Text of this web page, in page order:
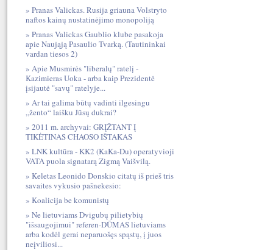
Pranas Valickas. Rusija griauna Volstryto
naftos kainų nustatinėjimo monopoliją
Pranas Valickas Gaublio klube pasakoja
apie Naująją Pasaulio Tvarką. (Tautininkai
vardan tiesos 2)
Apie Musmirės "liberalų" ratelį -
Kazimieras Uoka - arba kaip Prezidentė
įsijautė "savų" ratelyje...
Ar tai galima būtų vadinti ilgesingu
„žento“ laišku Jūsų dukrai?
2011 m. archyvai: GRĮŽTANT Į
TIKĖTINAS CHAOSO IŠTAKAS
LNK kultūra - KK2 (KaKa-Du) operatyvioji
VATA puola signatarą Zigmą Vaišvilą.
Keletas Leonido Donskio citatų iš prieš tris
savaites vykusio pašnekesio:
Koalicija be komunistų
Ne lietuviams Dvigubų pilietybių
"išsaugojimui" referen-DŪMAS lietuviams
arba kodėl gerai neparuošęs spąstų, į juos
neįviliosi...